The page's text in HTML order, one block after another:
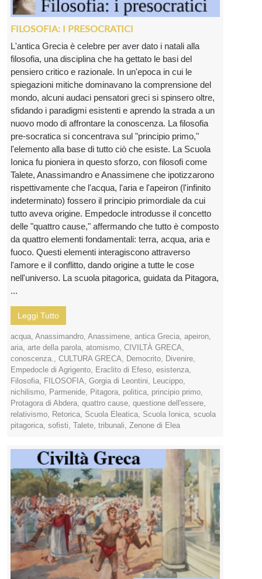
FILOSOFIA: I PRESOCRATICI
L'antica Grecia è celebre per aver dato i natali alla
filosofia, una disciplina che ha gettato le basi del
pensiero critico e razionale. In un'epoca in cui le
spiegazioni mitiche dominavano la comprensione del
mondo, alcuni audaci pensatori greci si spinsero oltre,
sfidando i paradigmi esistenti e aprendo la strada a un
nuovo modo di affrontare la conoscenza. La filosofia
pre-socratica si concentrava sul "principio primo,"
l'elemento alla base di tutto ciò che esiste. La Scuola
Ionica fu pioniera in questo sforzo, con filosofi come
Talete, Anassimandro e Anassimene che ipotizzarono
rispettivamente che l'acqua, l'aria e l'apeiron (l'infinito
indeterminato) fossero il principio primordiale da cui
tutto aveva origine. Empedocle introdusse il concetto
delle "quattro cause," affermando che tutto è composto
da quattro elementi fondamentali: terra, acqua, aria e
fuoco. Questi elementi interagiscono attraverso
l'amore e il conflitto, dando origine a tutte le cose
nell'universo. La scuola pitagorica, guidata da Pitagora,
...
Leggi Tutto
acqua, Anassimandro, Anassimene, antica Grecia, apeiron,
aria, arte della parola, atomismo, CIVILTÀ GRECA,
conoscenza., CULTURA GRECA, Democrito, Divenire,
Empedocle di Agrigento, Eraclito di Efeso, esistenza,
Filosofia, FILOSOFIA, Gorgia di Leontini, Leucippo,
nichilismo, Parmenide, Pitagora, politica, principio primo,
Protagora di Abdera, quattro cause, questione dell'essere,
relativismo, Retorica, Scuola Eleatica, Scuola Ionica, scuola
pitagorica, sofisti, Talete, tribunali, Zenone di Elea